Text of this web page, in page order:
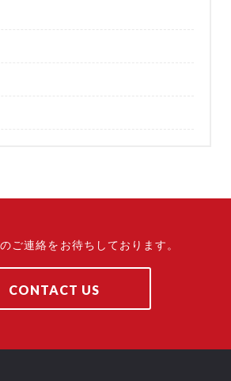
ご連絡をお待ちしております。
CONTACT US